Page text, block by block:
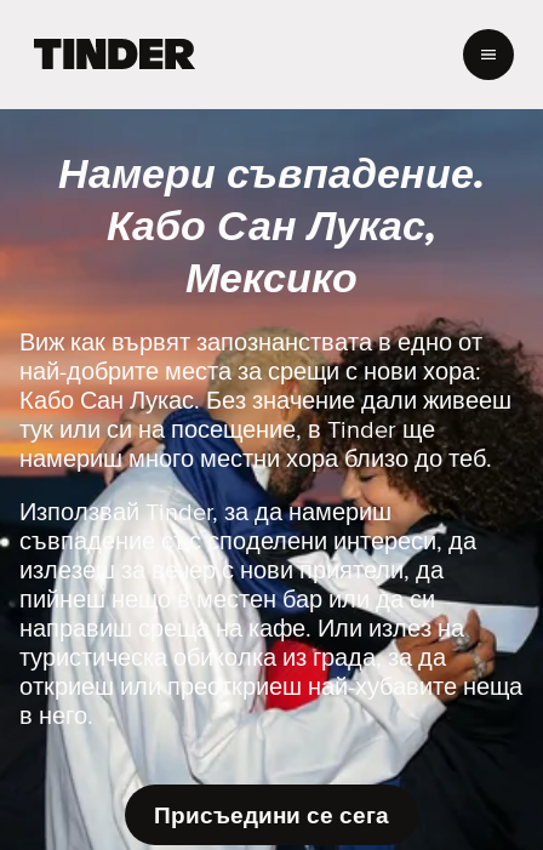
r
а
а
л
о
Намери съвпадение.
Кабо Сан Лукас,
Мексико
Виж как вървят запознанствата в едно от
най-добрите места за срещи с нови хора:
Кабо Сан Лукас. Без значение дали живееш
тук или си на посещение, в Tinder ще
намериш много местни хора близо до теб.
Използвай Tinder, за да намериш
съвпадение със споделени интереси, да
излезеш за вечер с нови приятели, да
пийнеш нещо в местен бар или да си
направиш среща на кафе. Или излез на
туристическа обиколка из града, за да
откриеш или преоткриеш най-хубавите неща
в него.
Присъедини се сега